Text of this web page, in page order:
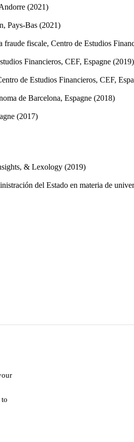
(2021)
Pays-Bas (2021)
fiscale, Centro de Estudios
Financieros, CEF, Espagne (2019)
de Estudios Financieros, CEF,
de Barcelona, Espagne (2018)
(2017)
& Lexology (2019)
del Estado en materia de
to